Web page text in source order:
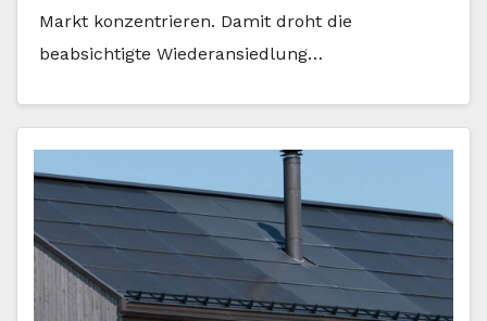
Markt konzentrieren. Damit droht die
beabsichtigte Wiederansiedlung…